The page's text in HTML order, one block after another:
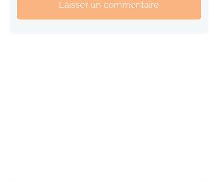
Laisser un commentaire